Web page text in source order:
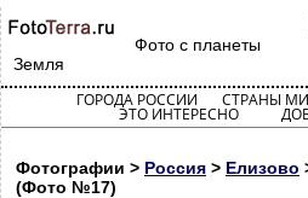
Фото с планеты
Земля
ГОРОДА РОССИИ СТРАНЫ
ЭТО ИНТЕРЕСНО
Фотографии > Россия > Елизово
(Фото №17)